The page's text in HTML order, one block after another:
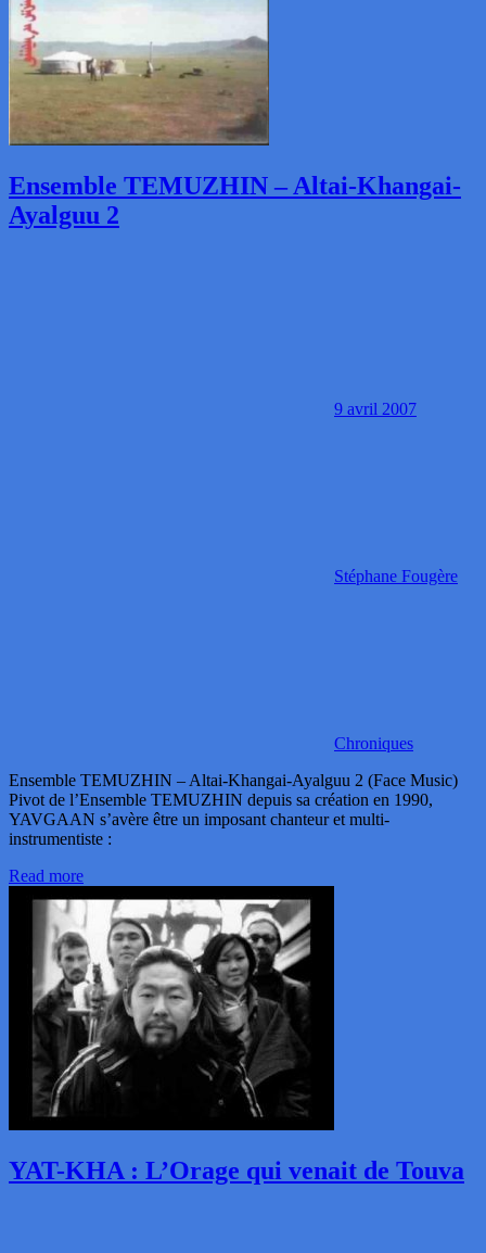
Ensemble TEMUZHIN – Altai-Khangai-
Ayalguu 2
9 avril 2007
Stéphane Fougère
Chroniques
Ensemble TEMUZHIN – Altai-Khangai-Ayalguu 2 (Face Music)
Pivot de l’Ensemble TEMUZHIN depuis sa création en 1990,
YAVGAAN s’avère être un imposant chanteur et multi-
instrumentiste :
Read more
YAT-KHA : L’Orage qui venait de Touva